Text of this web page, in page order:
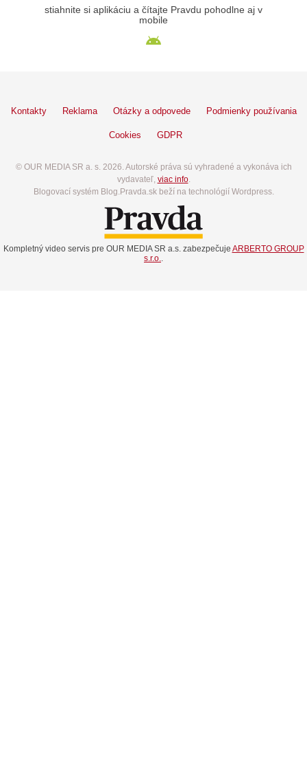
stiahnite si aplikáciu a čítajte Pravdu pohodlne aj v
mobile
Kontakty Reklama Otázky a odpovede Podmienky používania
Cookies GDPR
© OUR MEDIA SR a. s. 2026. Autorské práva sú vyhradené a vykonáva ich
vydavateľ, viac info.
Blogovací systém Blog.Pravda.sk beží na technológií Wordpress.
Kompletný video servis pre OUR MEDIA SR a.s. zabezpečuje ARBERTO GROUP
s.r.o.